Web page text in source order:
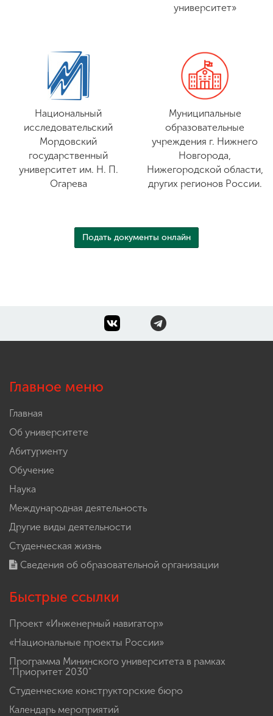
университет»
Национальный
исследовательский
Мордовский
государственный
университет им. Н. П.
Огарева
Муниципальные
образовательные
учреждения г. Нижнего
Новгорода,
Нижегородской области,
других регионов России.
Подать документы онлайн
Главное меню
Главная
Об университете
Абитуриенту
Обучение
Наука
Международная деятельность
Другие виды деятельности
Студенческая жизнь
Сведения об образовательной организации
Быстрые ссылки
Проект «Инженерный навигатор»
«Национальные проекты России»
Программа Мининского университета в рамках
"Приоритет 2030"
Студенческие конструкторские бюро
Календарь мероприятий